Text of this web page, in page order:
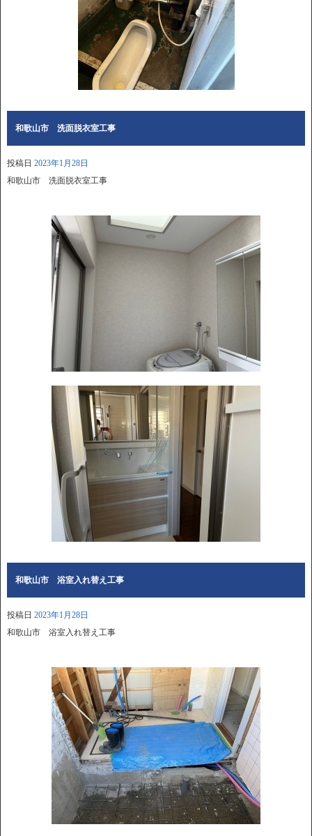
和歌山市 洗面脱衣室工事
投稿日 2023年1月28日
和歌山市 洗面脱衣室工事
和歌山市 浴室入れ替え工事
投稿日 2023年1月28日
和歌山市 浴室入れ替え工事